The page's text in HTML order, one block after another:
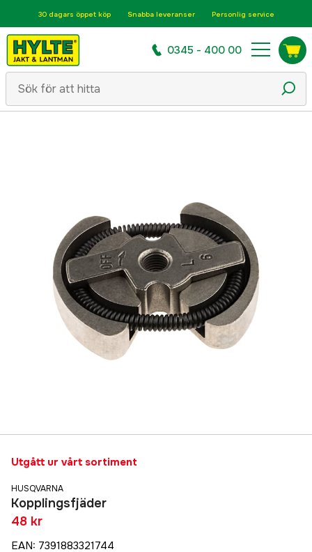
30 dagars öppet köp Snabba leveranser Personlig service
0345 - 400 00
Utgått ur vårt sortiment
HUSQVARNA
Kopplingsfjäder
48 kr
EAN: 7391883321744